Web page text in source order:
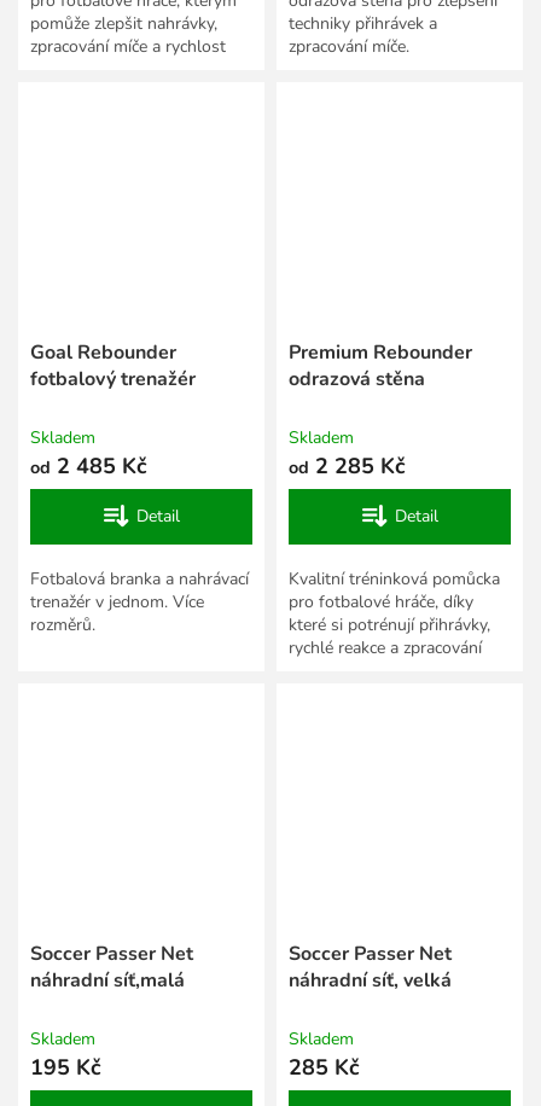
pomůže zlepšit nahrávky,
zpracování míče a rychlost
techniky přihrávek a
zpracování míče.
Goal Rebounder
fotbalový trenažér
Skladem
od 2 485 Kč
Detail
Fotbalová branka a nahrávací
trenažér v jednom. Více
rozměrů.
Premium Rebounder
odrazová stěna
Skladem
od 2 285 Kč
Detail
Kvalitní tréninková pomůcka
pro fotbalové hráče, díky
které si potrénují přihrávky,
rychlé reakce a zpracování
Soccer Passer Net
náhradní síť,malá
Skladem
195 Kč
Soccer Passer Net
náhradní síť, velká
Skladem
285 Kč